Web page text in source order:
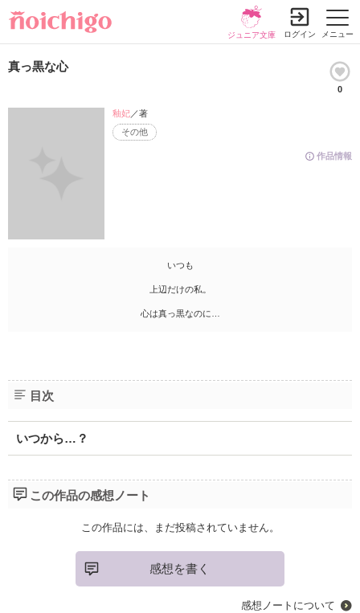
メニュー
ジュニア文庫 ログイン
真っ黒な心
0
作品情報
その他
釉妃／著
いつも
上辺だけの私。
心は真っ黒なのに…
目次
いつから…？
この作品の感想ノート
この作品には、まだ投稿されていません。
感想を書く
感想ノートについて